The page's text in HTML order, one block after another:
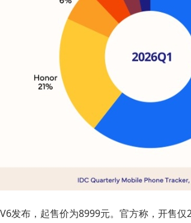
发布，起售价为8999元。官方称，开售